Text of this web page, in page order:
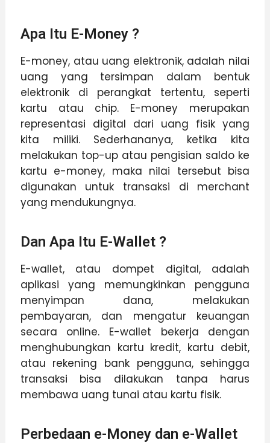
Apa Itu E-Money ?
E-money, atau uang elektronik, adalah nilai
uang yang tersimpan dalam bentuk
elektronik di perangkat tertentu, seperti
kartu atau chip. E-money merupakan
representasi digital dari uang fisik yang
kita miliki. Sederhananya, ketika kita
melakukan top-up atau pengisian saldo ke
kartu e-money, maka nilai tersebut bisa
digunakan untuk transaksi di merchant
yang mendukungnya.
Dan Apa Itu E-Wallet ?
E-wallet, atau dompet digital, adalah
aplikasi yang memungkinkan pengguna
menyimpan dana, melakukan
pembayaran, dan mengatur keuangan
secara online. E-wallet bekerja dengan
menghubungkan kartu kredit, kartu debit,
atau rekening bank pengguna, sehingga
transaksi bisa dilakukan tanpa harus
membawa uang tunai atau kartu fisik.
Perbedaan e-Money dan e-Wallet